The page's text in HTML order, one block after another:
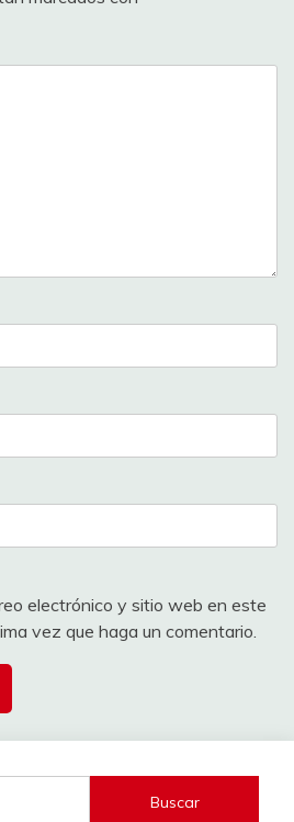
electrónico y sitio web en este
vez que haga un comentario.
Buscar